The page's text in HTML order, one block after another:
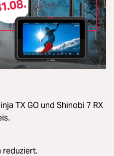
TX GO und Shinobi 7 RX
reduziert.